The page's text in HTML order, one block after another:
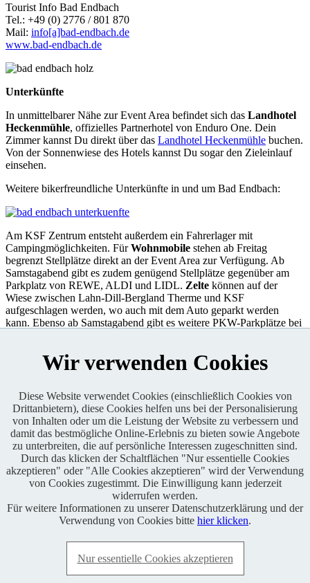
Tourist Info Bad Endbach
Tel.: +49 (0) 2776 / 801 870
Mail: info[a]bad-endbach.de
www.bad-endbach.de
Unterkünfte
In unmittelbarer Nähe zur Event Area befindet sich das Landhotel
Heckenmühle, offizielles Partnerhotel von Enduro One. Dein
Zimmer kannst Du direkt über das Landhotel Heckenmühle buchen.
Von der Sonnenwiese des Hotels kannst Du sogar den Zieleinlauf
einsehen.
Weitere bikerfreundliche Unterkünfte in und um Bad Endbach:
Am KSF Zentrum entsteht außerdem ein Fahrerlager mit
Campingmöglichkeiten. FürWohnmobile stehen ab Freitag
begrenzt Stellplätze direkt an der Event Area zur Verfügung. Ab
Samstagabend gibt es zudem genügend Stellplätze gegenüber am
Parkplatz von REWE, ALDI und LIDL. Zelte können auf der
Wiese zwischen Lahn-Dill-Bergland Therme und KSF
aufgeschlagen werden, wo auch mit dem Auto geparkt werden
kann. Ebenso ab Samstagabend gibt es weitere PKW-Parkplätze bei
Für Frühstück, warme wie kalte Speisen, Kaffee und Kuchen und
diverse Getränke ist in der Event Area gesorgt.
Enduro One Series Partner
Copyright © 2021 BABOONS GmbH. Alle Rechte vorbehalten.
Keine Haftung und kein Anspruch auf Vollständigkeit sowie
Richtigkeit von Inhalten, Berichten und Kommentaren.
Impressum|Datenschutz|RSS-Feed|Presse|
|Admin
Wir verwenden Cookies
Diese Website verwendet Cookies (einschließlich Cookies von
Drittanbietern), diese Cookies helfen uns bei der Personalisierung
von Inhalten oder um die Leistung der Website zu verbessern und
damit das bestmögliche Online-Erlebnis zu bieten sowie Angebote
zu unterbreiten, die auf persönliche Interessen zugeschnitten sind.
Durch das klicken der Schaltflächen "Nur essentielle Cookies
akzeptieren" oder "Alle Cookies akzeptieren" wird der Verwendung
von Cookies zugestimmt. Die Einwilligung kann jederzeit
widerrufen werden.
Für weitere Informationen zu unserer Datenschutzerklärung und der
Verwendung von Cookies bitte hier klicken.
Nur essentielle Cookies akzeptieren